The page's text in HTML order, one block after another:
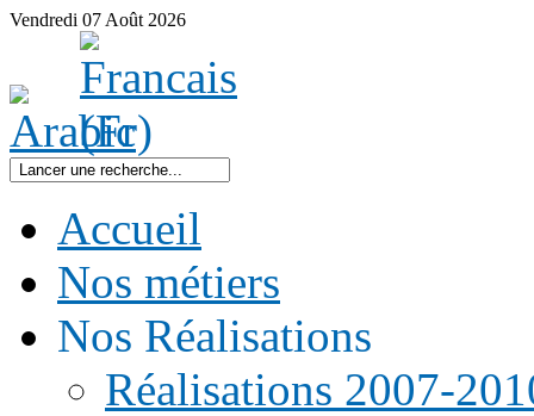
Vendredi 07 Août 2026
Accueil
Nos métiers
Nos Réalisations
Réalisations 2007-